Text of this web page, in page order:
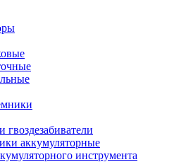
гвоздезабиватели
аккумуляторные
инструмента